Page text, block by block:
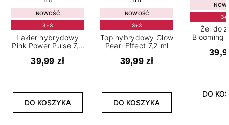
NOWOŚĆ
3+3
Lakier hybrydowy
Pink Power Pulse 7,2
ml
39,99 zł
DO KOSZYKA
NOWOŚĆ
3+3
Top hybrydowy Glow
Pearl Effect 7,2 ml
39,99 zł
DO KOSZYKA
Żel do
Blooming
DO